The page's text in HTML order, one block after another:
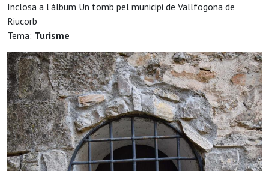
Inclosa a l'àlbum Un tomb pel municipi de Vallfogona de
Riucorb
Tema: Turisme